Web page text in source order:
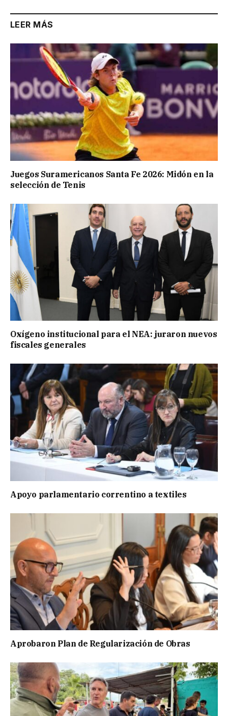
LEER MÁS
Juegos Suramericanos Santa Fe 2026: Midón en la
selección de Tenis
Oxígeno institucional para el NEA: juraron nuevos
fiscales generales
Apoyo parlamentario correntino a textiles
Aprobaron Plan de Regularización de Obras